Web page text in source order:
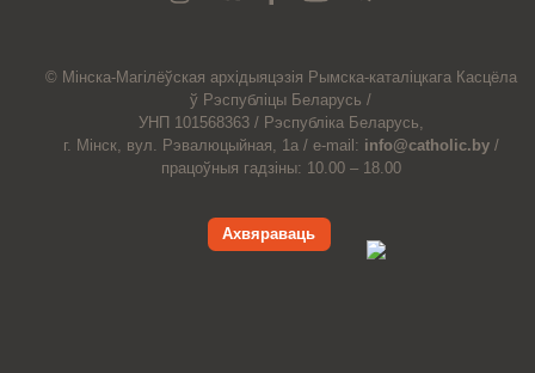
© Мiнска-Магiлёўская архiдыяцэзiя Рымска-каталіцкага Касцёла
ў Рэспубліцы Беларусь /
УНП 101568363 / Рэспубліка Беларусь,
г. Мінск, вул. Рэвалюцыйная, 1а / e-mail: info@catholic.by /
працоўныя гадзіны: 10.00 – 18.00
Ахвяраваць